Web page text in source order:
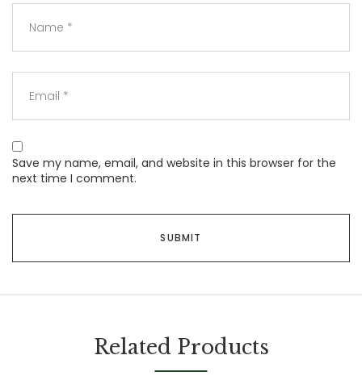
Save my name, email, and website in this browser for the
next time I comment.
Related Products